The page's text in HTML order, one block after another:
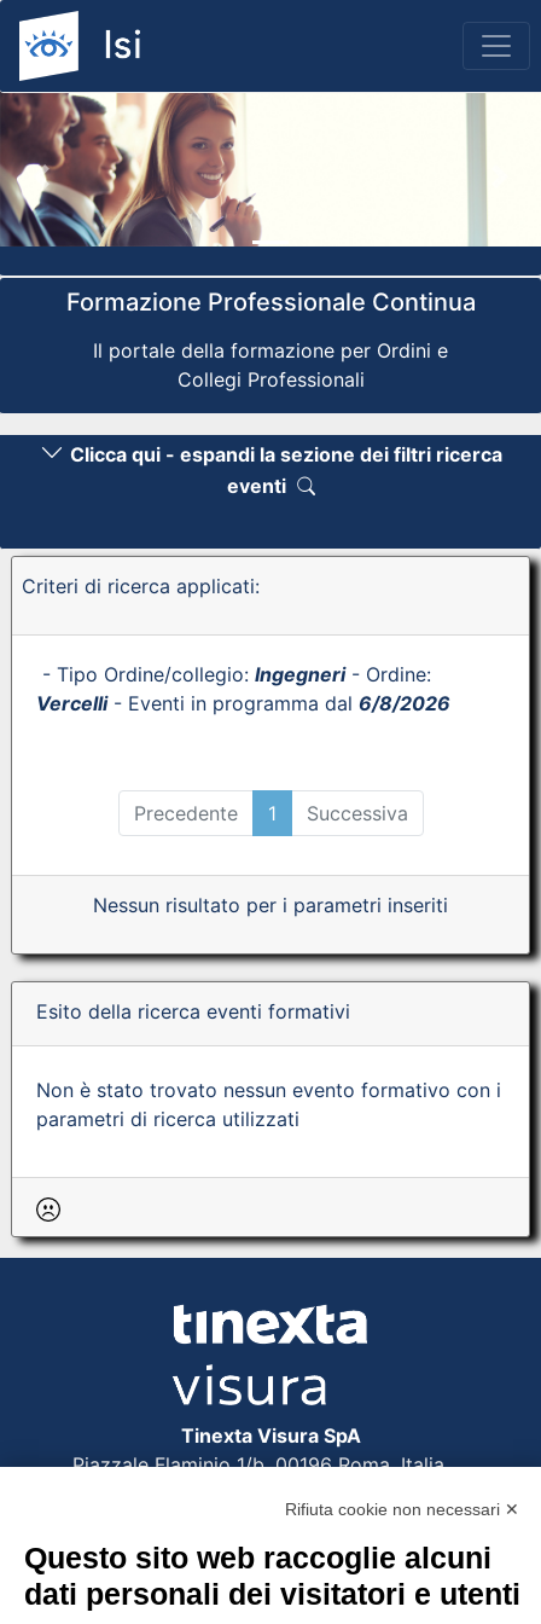
Previous
Formazione Professionale Continua
Il portale della formazione per Ordini e
Collegi Professionali
Clicca qui - espandi la sezione dei filtri ricerca
eventi
Criteri di ricerca applicati:
- Tipo Ordine/collegio: Ingegneri- Ordine:
Vercelli- Eventi in programma dal 6/8/2026
Precedente 1 Successiva
Nessun risultato per i parametri inseriti
Esito della ricerca eventi formativi
Non è stato trovato nessun evento formativo con i
parametri di ricerca utilizzati
Tinexta Visura SpA
Piazzale Flaminio 1/b, 00196 Roma, Italia
Società soggetta alla direzione e coordinamento
di Tinexta SpA
P.IVA 05338771008 REA n. 877679
Rifiuta cookie non necessari ✕
Questo sito web raccoglie alcuni
dati personali dei visitatori e utenti